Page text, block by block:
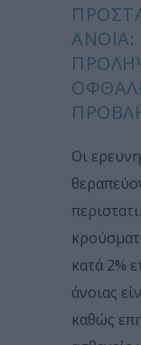
Οι
κατά 2%
άνοιας
καθώς